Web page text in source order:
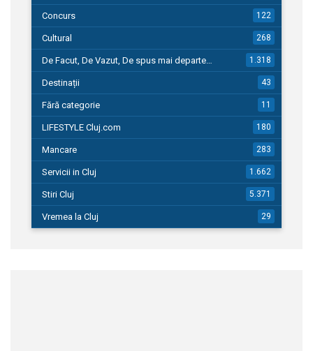
Concurs 122
Cultural 268
De Facut, De Vazut, De spus mai departe… 1.318
Destinații 43
Fără categorie 11
LIFESTYLE Cluj.com 180
Mancare 283
Servicii in Cluj 1.662
Stiri Cluj 5.371
Vremea la Cluj 29